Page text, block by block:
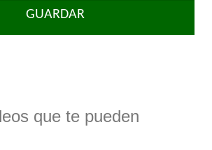
GUARDAR
que te pueden